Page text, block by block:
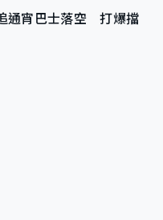
通宵巴士落空 打爆擋